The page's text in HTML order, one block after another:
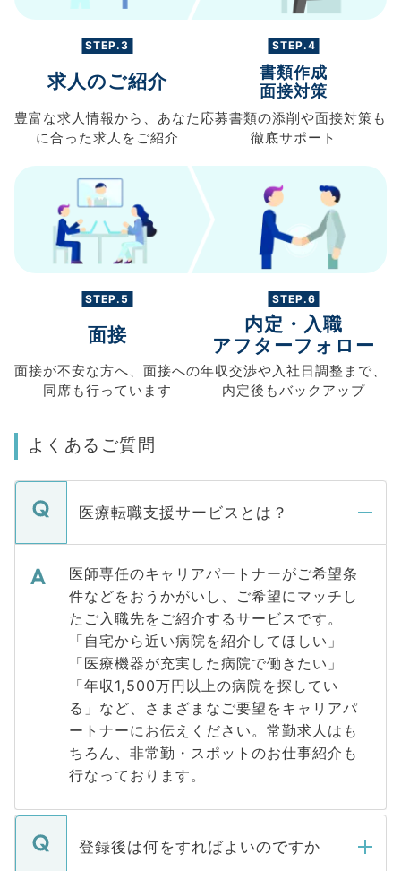
STEP.3
求人のご紹介
豊富な求人情報から、 あなた
に合った求人を ご紹介
STEP.4
書類作成
面接対策
応募書類の添削や面接対策も
徹底サポート
STEP.5
面接
面接が不安な方へ、 面接への
同席も行っています
STEP.6
内定・入職
アフターフォロー
年収交渉や入社日調整まで、
内定後もバックアップ
よくあるご質問
医療転職支援サービスとは？
医師専任のキャリアパートナーがご希望条
件などをおうかがいし、ご希望にマッチし
たご入職先をご紹介するサービスです。
「自宅から近い病院を紹介してほしい」
「医療機器が充実した病院で働きたい」
「年収1,500万円以上の病院を探してい
る」など、さまざまなご要望をキャリアパ
ートナーにお伝えください。常勤求人はも
ちろん、非常勤・スポットのお仕事紹介も
行なっております。
登録後は何をすればよいのですか